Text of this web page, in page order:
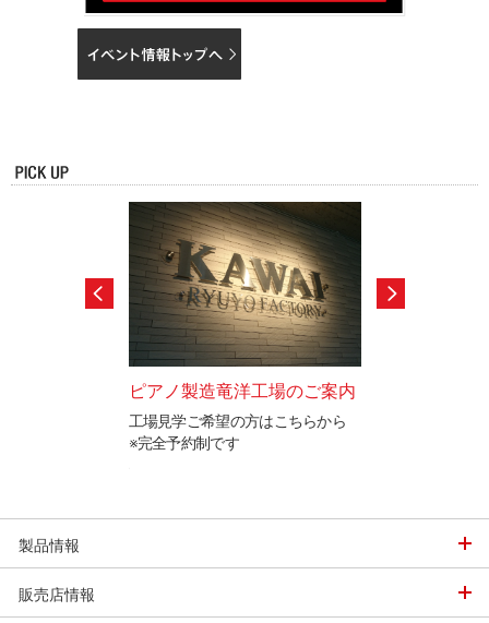
ピアノ製造竜洋工場のご案内
工場見学ご希望の方はこちらから
※完全予約制です
製品情報
販売店情報